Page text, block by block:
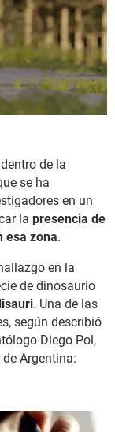
de la
se ha
en un
la presencia de
esa zona.
en la
de dinosaurio
. Una de las
según describió
Diego Pol,
Argentina: